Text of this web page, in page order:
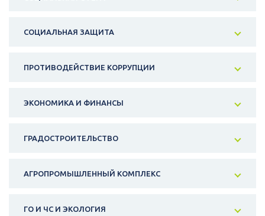
СОЦИАЛЬНАЯ ЗАЩИТА
ПРОТИВОДЕЙСТВИЕ КОРРУПЦИИ
ЭКОНОМИКА И ФИНАНСЫ
ГРАДОСТРОИТЕЛЬСТВО
АГРОПРОМЫШЛЕННЫЙ КОМПЛЕКС
ГО И ЧС И ЭКОЛОГИЯ